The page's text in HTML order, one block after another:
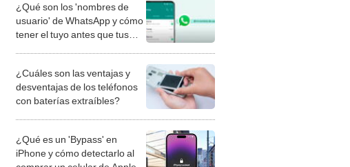
¿Qué son los 'nombres de
usuario' de WhatsApp y cómo
tener el tuyo antes que tus
¿Cuáles son las ventajas y
desventajas de los teléfonos
con baterías extraíbles?
¿Qué es un 'Bypass' en
iPhone y cómo detectarlo al